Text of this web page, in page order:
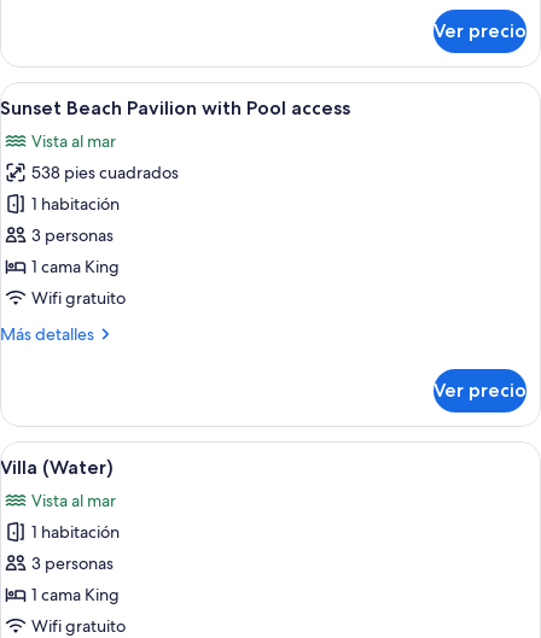
Pavilion
with
Pool
Ver precio
Abrir
todas
las
fotos
de
Sunset
Beach
Pavilion
Pool
Una habitación de hotel moderna
7
Sunset Beach Pavilion with Pool access
Vista al mar
538 pies cuadrados
1 habitación
3 personas
1 cama King
Wifi gratuito
Más detalles
Más
Beach
Pavilion
with
access
Ver precio
Abrir
todas
las
fotos
de
Villa
(Water)
Una habitación de hotel con cama,
5
Villa (Water)
Vista al mar
1 habitación
3 personas
1 cama King
Wifi gratuito